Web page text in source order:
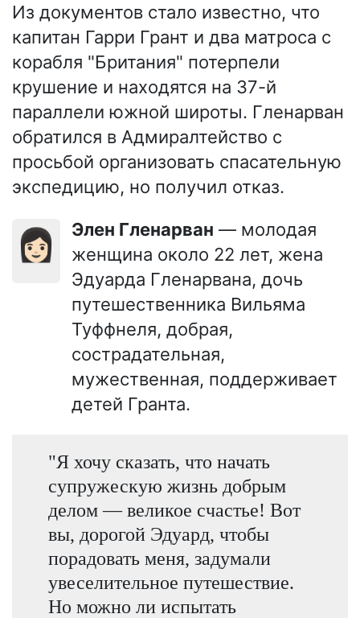
Из документов стало известно, что
капитан Гарри Грант и два матроса с
корабля "Британия" потерпели
крушение и находятся на 37-й
параллели южной широты. Гленарван
обратился в Адмиралтейство с
просьбой организовать спасательную
экспедицию, но получил отказ.
👩🏻 Элен Гленарван — молодая
женщина около 22 лет, жена
Эдуарда Гленарвана, дочь
путешественника Вильяма
Туффнеля, добрая,
сострадательная,
мужественная, поддерживает
детей Гранта.
"Я хочу сказать, что начать
супружескую жизнь добрым
делом — великое счастье! Вот
вы, дорогой Эдуард, чтобы
порадовать меня, задумали
увеселительное путешествие.
Но можно ли испытать